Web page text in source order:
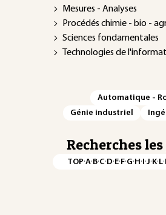
Mesures - Analyses
Procédés chimie - bio -
Sciences fondamentales
Technologies de
Automatique -
Génie industriel
Recherches
TOP·A·B·C·D·E·F·G·H·I·J·K·L·